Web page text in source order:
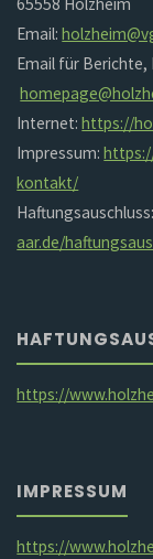
Email:
Email für Berichte,
Internet:https://
Impressum:
kontakt/
aar.de/
https://
IMPRESSUM
https://